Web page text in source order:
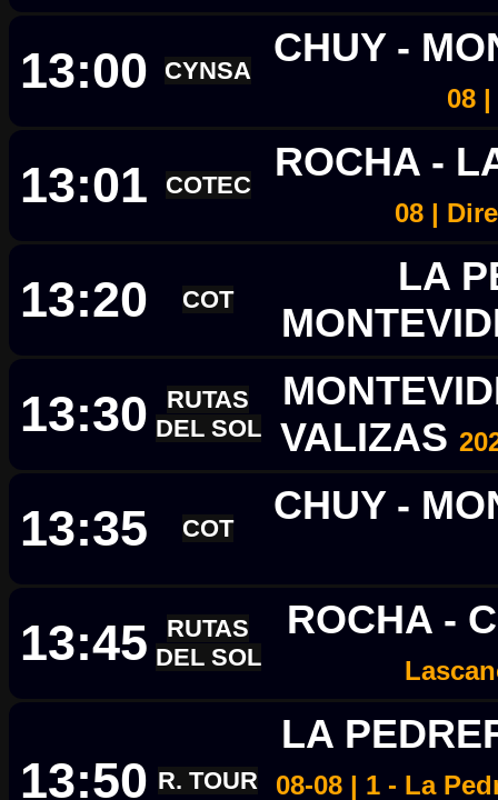
13:00 CYNSA
CHUY -
08
13:01 COTEC
ROCHA -
08 |
13:20 COT
LA
13:30
RUTAS
DEL SOL
VALIZAS
13:35 COT
CHUY -
13:45
RUTAS
DEL SOL
ROCHA -
13:50 R. TOUR
LA
08-08 | 1 - La